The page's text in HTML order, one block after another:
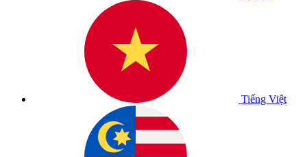
Tiếng Việt